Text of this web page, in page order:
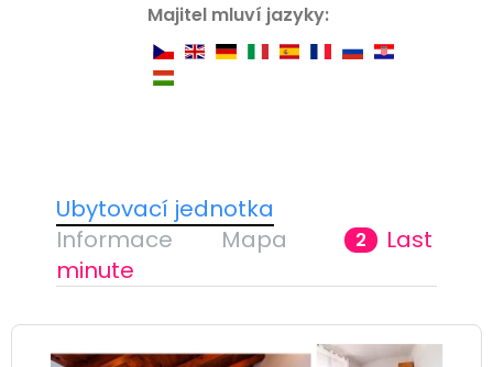
Majitel mluví jazyky:
Ubytovací jednotka
Informace
Mapa 2
Last
minute